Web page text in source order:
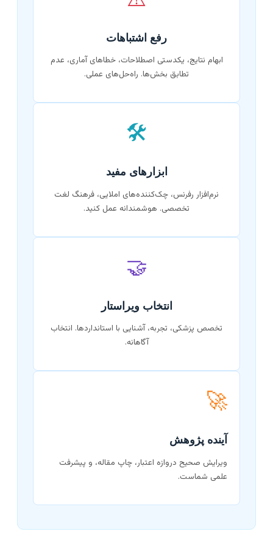
رفع اشتباهات
ابهام نتایج، یکدستی اصطلاحات، خطاهای آماری، عدم
تطابق بخش‌ها. راه‌حل‌های عملی.
🛠️
ابزارهای مفید
نرم‌افزار رفرنس، چک‌کننده‌های املایی، فرهنگ لغت
تخصصی. هوشمندانه عمل کنید.
🤝
انتخاب ویراستار
تخصص پزشکی، تجربه، آشنایی با استانداردها. انتخاب
آگاهانه.
🚀
آینده پژوهش
ویرایش صحیح دروازه اعتبار، چاپ مقاله، و پیشرفت
علمی شماست.